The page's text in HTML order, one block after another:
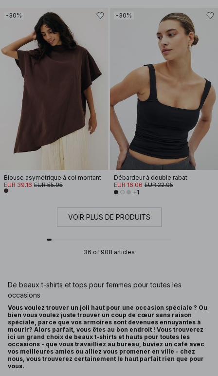
-30%
Blouse asymétrique à col montant
EUR 39.16 EUR 55.95
-30%
Débardeur à double rabat
EUR 16.06 EUR 22.95
+1
VOIR PLUS DE PRODUITS
36 of 908 articles
De beaux t-shirts et tops pour femmes pour toutes les
occasions
Vous voulez trouver un joli haut pour une occasion spéciale ? Ou
bien vous voulez juste trouver un coup de cœur sans raison
spéciale, parce que vos armoires sont devenues ennuyantes à
mourir? Alors parfait, vous êtes au bon endroit ! Vous trouverez
ici un grand choix de beaux t-shirts et hauts pour toutes les
occasions - que vous travailliez au bureau, buviez un café avec
vos meilleures amies ou alliez vous promener en ville - chez
nous, vous trouverez certainement le haut parfait rien que pour
vous.